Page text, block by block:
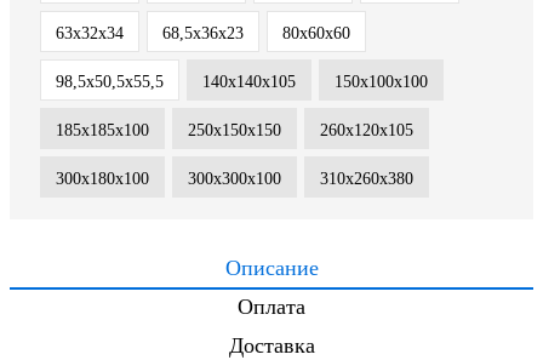
63х32х34 68,5х36х23 80х60х60
98,5x50,5x55,5 140х140х105 150х100х100
185х185х100 250x150x150 260х120х105
300x180x100 300х300х100 310х260х380
Описание
Оплата
Доставка